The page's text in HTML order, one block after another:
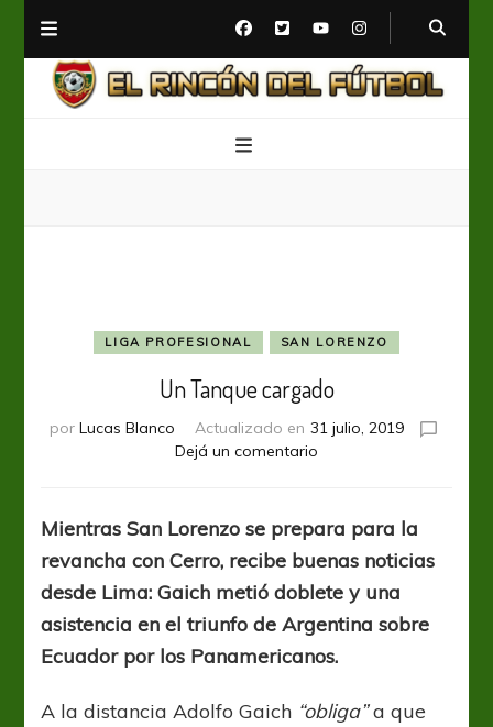
LIGA PROFESIONAL SAN LORENZO
Un Tanque cargado
por Lucas Blanco Actualizado en 31 julio, 2019
Dejá un comentario
Mientras San Lorenzo se prepara para la
revancha con Cerro, recibe buenas noticias
desde Lima: Gaich metió doblete y una
asistencia en el triunfo de Argentina sobre
Ecuador por los Panamericanos.
A la distancia Adolfo Gaich “obliga”a que